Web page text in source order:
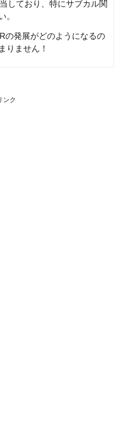
しており、特にサブカル関
。
の発展がどのようになるの
りません！
ンク